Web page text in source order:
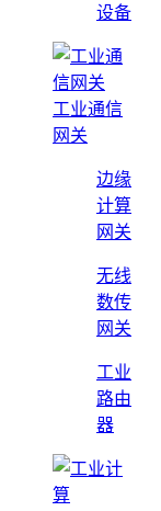
设备
工业通信
网关
边缘
计算
网关
无线
数传
网关
工业
路由
器